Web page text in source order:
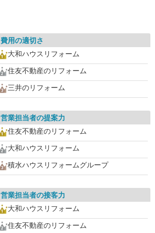
費用の適切さ
大和ハウスリフォーム
住友不動産のリフォーム
三井のリフォーム
営業担当者の提案力
住友不動産のリフォーム
大和ハウスリフォーム
積水ハウスリフォームグループ
営業担当者の接客力
大和ハウスリフォーム
住友不動産のリフォーム